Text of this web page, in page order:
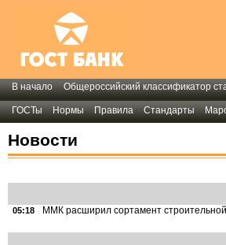
В начало Общероссийский классификатор
ГОСТы Нормы Правила Стандарты
Новости
05:18 ММК расширил сортамент